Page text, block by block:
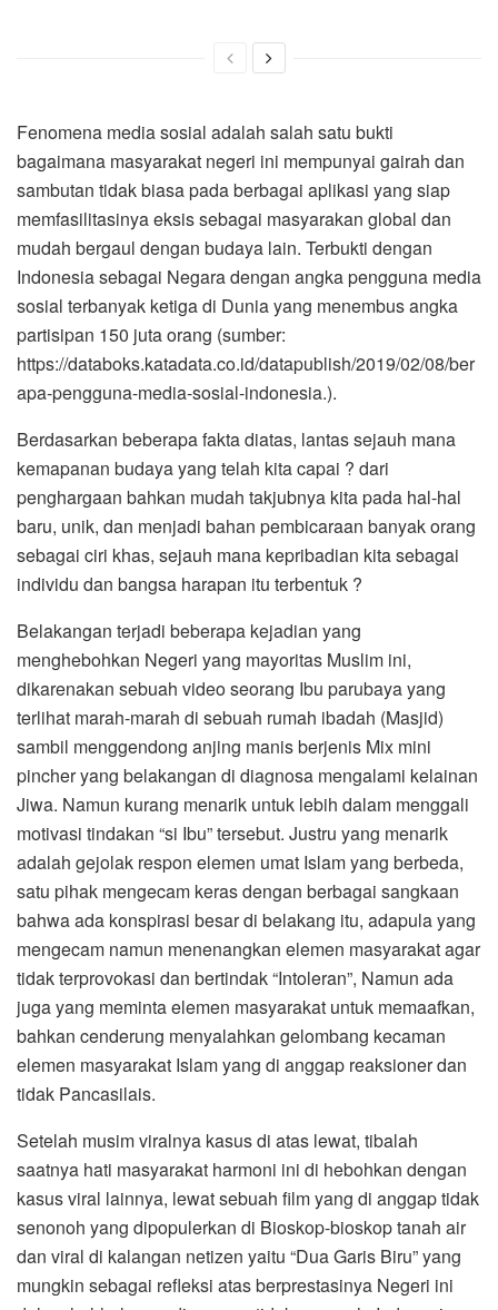
Fenomena media sosial adalah salah satu bukti
bagaimana masyarakat negeri ini mempunyai gairah dan
sambutan tidak biasa pada berbagai aplikasi yang siap
memfasilitasinya eksis sebagai masyarakan global dan
mudah bergaul dengan budaya lain. Terbukti dengan
Indonesia sebagai Negara dengan angka pengguna media
sosial terbanyak ketiga di Dunia yang menembus angka
partisipan 150 juta orang (sumber:
https://databoks.katadata.co.id/datapublish/2019/02/08/ber
apa-pengguna-media-sosial-indonesia.).
Berdasarkan beberapa fakta diatas, lantas sejauh mana
kemapanan budaya yang telah kita capai ? dari
penghargaan bahkan mudah takjubnya kita pada hal-hal
baru, unik, dan menjadi bahan pembicaraan banyak orang
sebagai ciri khas, sejauh mana kepribadian kita sebagai
individu dan bangsa harapan itu terbentuk ?
Belakangan terjadi beberapa kejadian yang
menghebohkan Negeri yang mayoritas Muslim ini,
dikarenakan sebuah video seorang Ibu parubaya yang
terlihat marah-marah di sebuah rumah ibadah (Masjid)
sambil menggendong anjing manis berjenis Mix mini
pincher yang belakangan di diagnosa mengalami kelainan
Jiwa. Namun kurang menarik untuk lebih dalam menggali
motivasi tindakan “si Ibu” tersebut. Justru yang menarik
adalah gejolak respon elemen umat Islam yang berbeda,
satu pihak mengecam keras dengan berbagai sangkaan
bahwa ada konspirasi besar di belakang itu, adapula yang
mengecam namun menenangkan elemen masyarakat agar
tidak terprovokasi dan bertindak “Intoleran”, Namun ada
juga yang meminta elemen masyarakat untuk memaafkan,
bahkan cenderung menyalahkan gelombang kecaman
elemen masyarakat Islam yang di anggap reaksioner dan
tidak Pancasilais.
Setelah musim viralnya kasus di atas lewat, tibalah
saatnya hati masyarakat harmoni ini di hebohkan dengan
kasus viral lainnya, lewat sebuah film yang di anggap tidak
senonoh yang dipopulerkan di Bioskop-bioskop tanah air
dan viral di kalangan netizen yaitu “Dua Garis Biru” yang
mungkin sebagai refleksi atas berprestasinya Negeri ini